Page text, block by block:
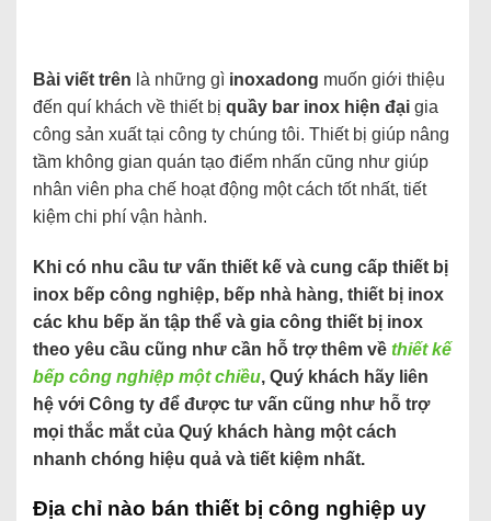
Bài viết trên là những gì inoxadong muốn giới thiệu
đến quí khách về thiết bị quầy bar inox hiện đại gia
công sản xuất tại công ty chúng tôi. Thiết bị giúp nâng
tầm không gian quán tạo điểm nhấn cũng như giúp
nhân viên pha chế hoạt động một cách tốt nhất, tiết
kiệm chi phí vận hành.
Khi có nhu cầu tư vấn thiết kế và cung cấp thiết bị
inox bếp công nghiệp, bếp nhà hàng, thiết bị inox
các khu bếp ăn tập thể và gia công thiết bị inox
theo yêu cầu cũng như cần hỗ trợ thêm về thiết kế
bếp công nghiệp một chiều, Quý khách hãy liên
hệ với Công ty để được tư vấn cũng như hỗ trợ
mọi thắc mắt của Quý khách hàng một cách
nhanh chóng hiệu quả và tiết kiệm nhất.
Địa chỉ nào bán thiết bị công nghiệp uy